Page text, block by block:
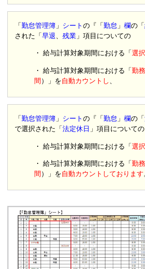
「勤怠管理簿 」 シートの『「勤怠 」欄の「
された「早退 、残業 」項目についての
・ 給与計算対象期間における「選
・ 給与計算対象期間における「勤
間 ）」を自動カウントし
「勤怠管理簿 」 シートの『「勤怠 」欄の「
で選択された「法定休日 」項目についての
・ 給与計算対象期間における「選
・ 給与計算対象期間における「勤
間 ）」を自動カウントしております